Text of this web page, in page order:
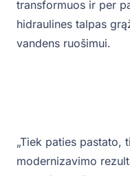
transformuos ir per
hidraulines talpas
vandens ruošimui.
„Tiek paties pastato,
modernizavimo